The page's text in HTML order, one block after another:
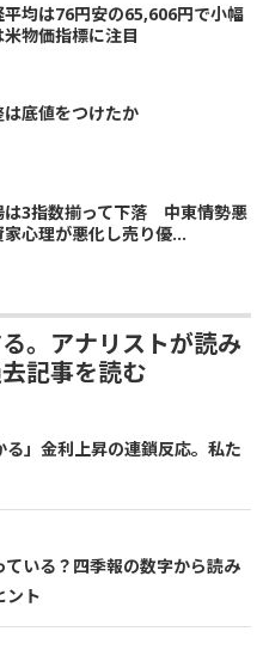
平均は76円安の65,606円で小幅
物価指標に注目
底値をつけたか
は3指数揃って下落 中東情勢悪
心理が悪化し売り優...
。アナリストが読み
記事を読む
る」金利上昇の連鎖反応。私た
ている？四季報の数字から読み
ント